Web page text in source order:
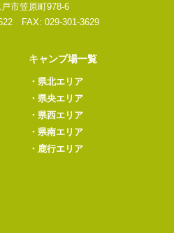
市笠原町978-6
FAX: 029-301-3629
キャンプ場一覧
・ 県北エリア
・ 県央エリア
・ 県西エリア
・ 県南エリア
・ 鹿行エリア